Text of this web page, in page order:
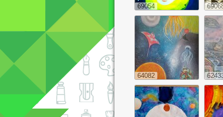
69054
64082